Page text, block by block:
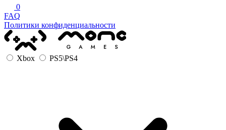
0
FAQ
Политики конфиденциальности
Xbox PS5\PS4